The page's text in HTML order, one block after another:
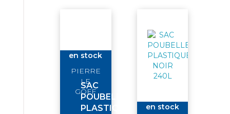
en stock
PIERRE
LE
GOFF
SAC
POUBELLE
PLASTIQUE
en stock